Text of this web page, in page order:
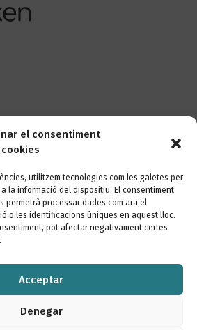
el consentiment
utilitzem tecnologies com les galetes per
la informació del dispositiu. El consentiment
permetrà processar dades com ara el
o les identificacions úniques en aquest lloc.
pot afectar negativament certes
Acceptar
Denegar
novetats de la nostra
te al butlletí